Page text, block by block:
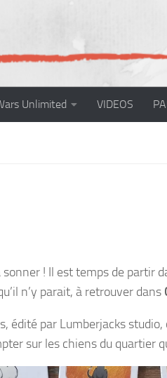
Unlimited VIDEOS
sonner ! Il est temps de partir
n’y parait, à retrouver dans
édité par Lumberjacks
sur les chiens du quartier